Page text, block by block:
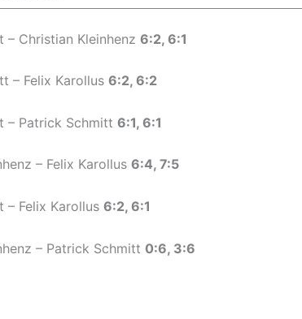
– Christian Kleinhenz 6:2, 6:1
– Felix Karollus 6:2, 6:2
– Patrick Schmitt 6:1, 6:1
– Felix Karollus 6:4, 7:5
– Felix Karollus 6:2, 6:1
– Patrick Schmitt 0:6, 3:6